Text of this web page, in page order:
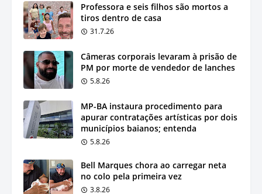
Professora e seis filhos são mortos a
tiros dentro de casa
31.7.26
Câmeras corporais levaram à prisão de
PM por morte de vendedor de lanches
5.8.26
MP-BA instaura procedimento para
apurar contratações artísticas por dois
municípios baianos; entenda
5.8.26
Bell Marques chora ao carregar neta
no colo pela primeira vez
3.8.26